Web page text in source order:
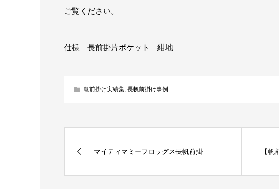
ご覧ください。
仕様 長前掛片ポケット 紺地
帆前掛け実績集, 長帆前掛け事例
マイティマミーフロッグス長帆前掛 【